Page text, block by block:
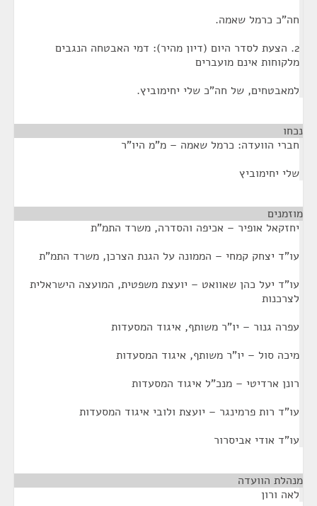
חה"כ כרמל שאמה.
2. הצעת לסדר היום (דיון מהיר): דמי האבטחה הנגבים
מלקוחות אינם מועברים
למאבטחים, של חה"כ שלי יחימוביץ.
נכחו
חברי הוועדה: כרמל שאמה – מ"מ היו"ר
שלי יחימוביץ
מוזמנים
יחזקאל אופיר – אכיפה והסדרה, משרד התמ"ת
עו"ד יצחק קמחי – הממונה על הגנת הצרכן, משרד התמ"ת
עו"ד יעל כהן שאוואט – יועצת משפטית, המועצה הישראלית
לצרכנות
עפרה גנור – יו"ר משותף, איגוד המסעדות
מיכה סול – יו"ר משותף, איגוד המסעדות
רונן ארדיטי – מנכ"ל איגוד המסעדות
עו"ד רות פרמינגר – יועצת ולובי איגוד המסעדות
עו"ד אודי אביסרור
מנהלת הוועדה
לאה ורון